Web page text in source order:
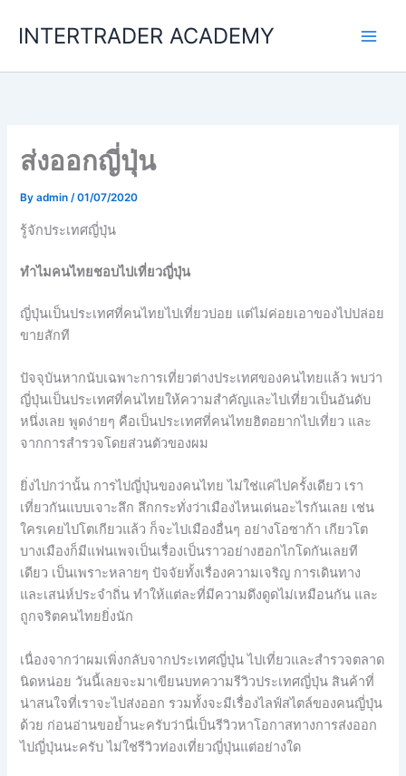
INTERTRADER ACADEMY
ส่งออกญี่ปุ่น
Byadmin/01/07/2020
รู้จักประเทศญี่ปุ่น
ทำไมคนไทยชอบไปเที่ยวญี่ปุ่น
ญี่ปุ่นเป็นประเทศที่คนไทยไปเที่ยวบ่อย แต่ไม่ค่อยเอาของไปปล่อย
ขายสักที
ปัจจุบันหากนับเฉพาะการเที่ยวต่างประเทศของคนไทยแล้ว พบว่า
ญี่ปุ่นเป็นประเทศที่คนไทยให้ความสำคัญและไปเที่ยวเป็นอันดับ
หนึ่งเลย พูดง่ายๆ คือเป็นประเทศที่คนไทยฮิตอยากไปเที่ยว และ
จากการสำรวจโดยส่วนตัวของผม
ยิ่งไปกว่านั้น การไปญี่ปุ่นของคนไทย ไม่ใช่แค่ไปครั้งเดียว เรา
เที่ยวกันแบบเจาะลึก ลึกกระทั่งว่าเมืองไหนเด่นอะไรกันเลย เช่น
ใครเคยไปโตเกียวแล้ว ก็จะไปเมืองอื่นๆ อย่างโอซาก้า เกียวโต
บางเมืองก็มีแฟนเพจเป็นเรื่องเป็นราวอย่างฮอกไกโดกันเลยที
เดียว เป็นเพราะหลายๆ ปัจจัยทั้งเรื่องความเจริญ การเดินทาง
และเสน่ห์ประจำถิ่น ทำให้แต่ละที่มีความดึงดูดไม่เหมือนกัน และ
ถูกจริตคนไทยยิ่งนัก
เนื่องจากว่าผมเพิ่งกลับจากประเทศญี่ปุ่น ไปเที่ยวและสำรวจตลาด
นิดหน่อย วันนี้เลยจะมาเขียนบทความรีวิวประเทศญี่ปุ่น สินค้าที่
น่าสนใจที่เราจะไปส่งออก รวมทั้งจะมีเรื่องไลฟ์สไตล์ของคนญี่ปุ่น
ด้วย ก่อนอ่านขอย้ำนะครับว่านี่เป็นรีวิวหาโอกาสทางการส่งออก
ไปญี่ปุ่นนะครับ ไม่ใช่รีวิวท่องเที่ยวญี่ปุ่นแต่อย่างใด